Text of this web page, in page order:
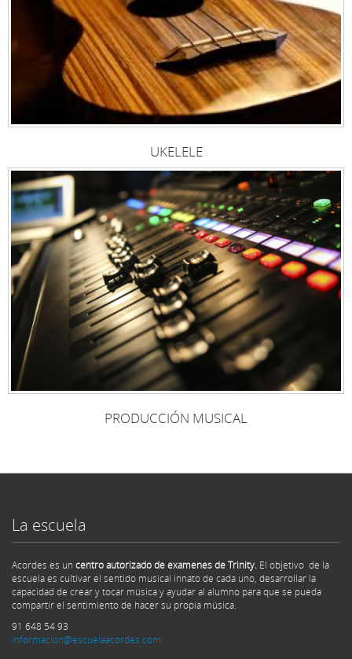
UKELELE
PRODUCCIÓN MUSICAL
La escuela
Acordes es un centro autorizado de examenes de Trinity. El objetivo de la
escuela es cultivar el sentido musical innato de cada uno, desarrollar la
capacidad de crear y tocar música y ayudar al alumno para que se pueda
compartir el sentimiento de hacer su propia música.
91 648 54 93
informacion@escuelaacordes.com